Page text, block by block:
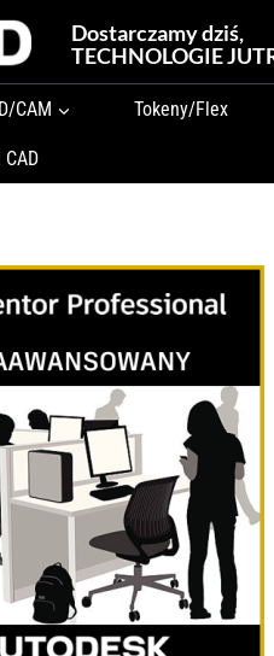
Dostarczamy dziś,
TECHNOLOGIE
CAM Tokeny/Flex